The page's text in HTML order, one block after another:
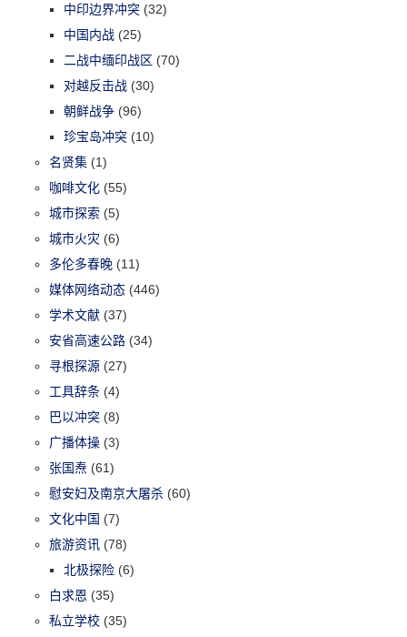
中印边界冲突 (32)
中国内战 (25)
二战中缅印战区 (70)
对越反击战 (30)
朝鲜战争 (96)
珍宝岛冲突 (10)
名贤集 (1)
咖啡文化 (55)
城市探索 (5)
城市火灾 (6)
多伦多春晚 (11)
媒体网络动态 (446)
学术文献 (37)
安省高速公路 (34)
寻根探源 (27)
工具辞条 (4)
巴以冲突 (8)
广播体操 (3)
张国焘 (61)
慰安妇及南京大屠杀 (60)
文化中国 (7)
旅游资讯 (78)
北极探险 (6)
白求恩 (35)
私立学校 (35)